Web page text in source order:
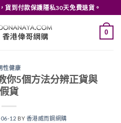
貨到付款保護隱私30天免費退貨。
0
性健康
你5個方法分辨正貨與
假貨
12 BY 香港威而鋼網購